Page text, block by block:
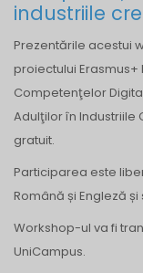
industriile
Prezentările acestui
proiectului
Competenţelor
Adulţilor în Industriile
gratuit.
Participarea este
Română și Engleză
Workshop-ul va fi
UniCampus.